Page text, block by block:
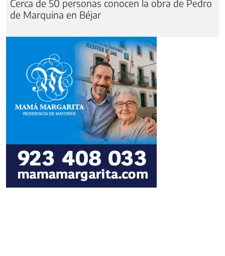
Cerca de 50 personas conocen la obra de Pedro
de Marquina en Béjar